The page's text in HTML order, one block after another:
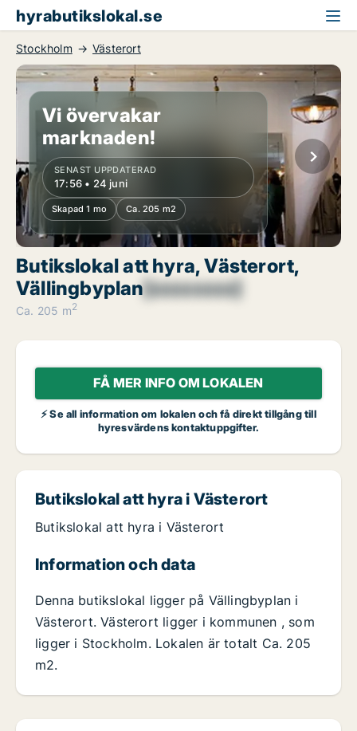
hyrabutikslokal.se
Stockholm Västerort
Vi övervakar
marknaden!
SENAST UPPDATERAD
17:56 • 24 juni
Skapad 1 mo Ca. 205 m2
Butikslokal att hyra, Västerort,
Vällingbyplan[xxxxxxxx]
Ca. 205 m2
FÅ MER INFO OM LOKALEN
⚡ Se all information om lokalen och få direkt tillgång till
hyresvärdens kontaktuppgifter.
Butikslokal att hyra i Västerort
Butikslokal att hyra i Västerort
Information och data
Denna butikslokal ligger på Vällingbyplan i
Västerort. Västerort ligger i kommunen , som
ligger i Stockholm. Lokalen är totalt Ca. 205
m2.